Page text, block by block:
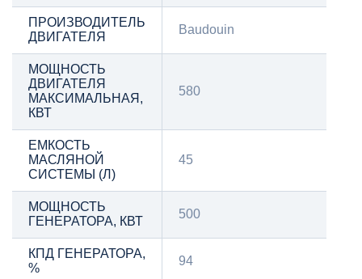
ПРОИЗВОДИТЕЛЬ
ДВИГАТЕЛЯ
Baudouin
МОЩНОСТЬ
ДВИГАТЕЛЯ
МАКСИМАЛЬНАЯ,
КВТ
580
ЕМКОСТЬ
МАСЛЯНОЙ
СИСТЕМЫ (Л)
45
МОЩНОСТЬ
ГЕНЕРАТОРА, КВТ
500
КПД ГЕНЕРАТОРА,
%
94